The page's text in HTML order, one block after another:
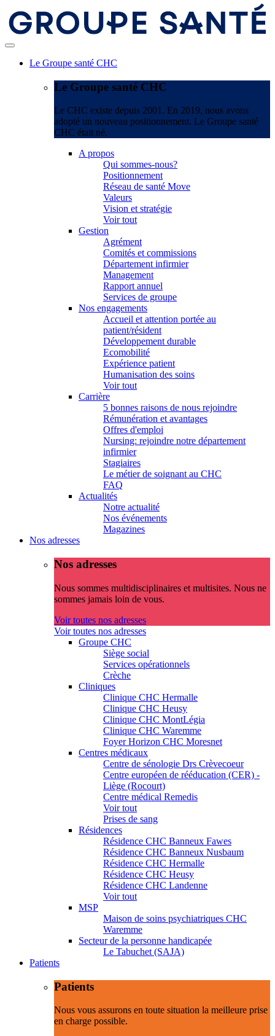
Le Groupe santé CHC
Le Groupe santé CHC
Le CHC existe depuis 2001. En 2019, nous avons
adopté un nouveau positionnement. Le Groupe santé
CHC était né.
A propos
Qui sommes-nous?
Positionnement
Réseau de santé Move
Valeurs
Vision et stratégie
Voir tout
Gestion
Agrément
Comités et commissions
Département infirmier
Management
Rapport annuel
Services de groupe
Nos engagements
Accueil et attention portée au
patient/résident
Développement durable
Ecomobilité
Expérience patient
Humanisation des soins
Voir tout
Carrière
5 bonnes raisons de nous rejoindre
Rémunération et avantages
Offres d'emploi
Nursing: rejoindre notre département
infirmier
Stagiaires
Le métier de soignant au CHC
FAQ
Actualités
Notre actualité
Nos événements
Magazines
Nos adresses
Nos adresses
Nous sommes multidisciplinaires et multisites. Nous ne
sommes jamais loin de vous.
Voir toutes nos adresses
Voir toutes nos adresses
Groupe CHC
Siège social
Services opérationnels
Crèche
Cliniques
Clinique CHC Hermalle
Clinique CHC Heusy
Clinique CHC MontLégia
Clinique CHC Waremme
Foyer Horizon CHC Moresnet
Centres médicaux
Centre de sénologie Drs Crèvecoeur
Centre européen de rééducation (CER) -
Liège (Rocourt)
Centre médical Remedis
Voir tout
Prises de sang
Résidences
Résidence CHC Banneux Fawes
Résidence CHC Banneux Nusbaum
Résidence CHC Hermalle
Résidence CHC Heusy
Résidence CHC Landenne
Voir tout
MSP
Maison de soins psychiatriques CHC
Waremme
Secteur de la personne handicapée
Le Tabuchet (SAJA)
Patients
Patients
Nous vous assurons en toute situation la meilleure prise
en charge possible.